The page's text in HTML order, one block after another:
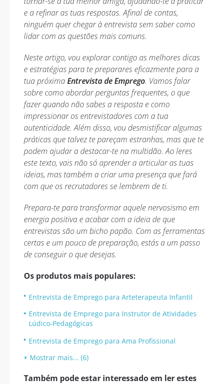
e a refinar as tuas respostas. Afinal de contas,
ninguém quer chegar à entrevista sem saber como
lidar com as questões mais comuns.
Neste artigo, vou explorar contigo as melhores dicas
e estratégias para te preparares eficazmente para a
tua próximaEntrevista de Emprego. Vamos falar
sobre como abordar perguntas frequentes, o que
fazer quando não sabes a resposta e como
impressionar os entrevistadores com a tua
autenticidade. Além disso, vou desmistificar algumas
práticas que talvez te pareçam estranhas, mas que te
podem ajudar a destacar-te na multidão. Ao leres
este texto, vais não só aprender a articular as tuas
ideias, mas também a criar uma presença que fará
com que os recrutadores se lembrem de ti.
Prepara-te para transformar aquele nervosismo em
energia positiva e acabar com a ideia de que
entrevistas são um bicho papão. Com as ferramentas
certas e um pouco de preparação, estás a um passo
de conseguir o que desejas.
Os produtos mais populares:
Entrevista de Emprego para Arteterapeuta Infantil
Entrevista de Emprego para Instrutor de Atividades
Lúdico-Pedagógicas
Entrevista de Emprego para Ama Profissional
Mostrar mais... (6)
Também pode estar interessado em ler estes